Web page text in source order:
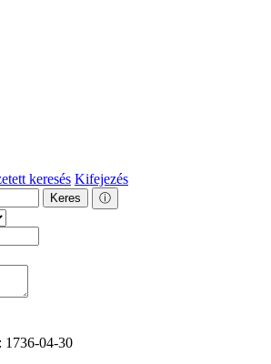
keresés Kifejezés
Keres ⓘ
1736-04-30